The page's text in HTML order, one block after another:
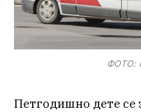
ФОТО:
Петгодишно дете се